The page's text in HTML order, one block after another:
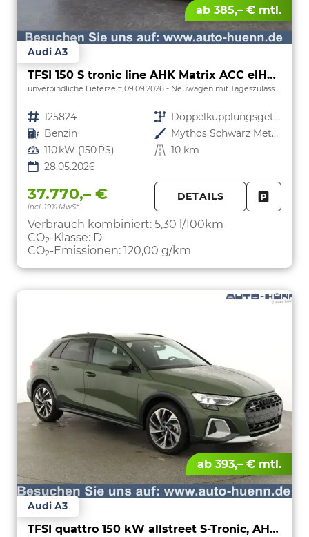
ab 385,– € mtl.
Audi A3
TFSI 150 S tronic line AHK Matrix ACC elHk SpSi 3JG
unverbindliche Lieferzeit: 09.09.2026 Neuwagen mit Tageszulassung
Fahrzeugnr. 125824 Getriebe
Doppelkupplungsgetriebe (DSG)
Kraftstoff Benzin Außenfarbe
Mythos Schwarz Metallic
Leistung 110 kW (150 PS) Kilometerstand 10 km
28.05.2026
37.770,– €
incl. 19% MwSt.
DETAILS
Verbrauch kombiniert: 5,30 l/100km
CO2-Klasse: D
CO2-Emissionen: 120,00 g/km
ab 393,– € mtl.
Audi A3
TFSI quattro 150 kW allstreet S-Tronic, AHK, Navi, 18-Zoll, 5-J. Garantie